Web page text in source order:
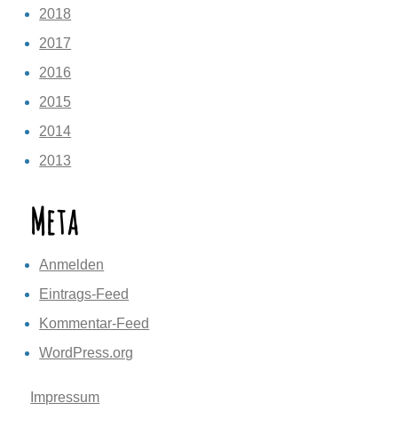
2018
2017
2016
2015
2014
2013
Meta
Anmelden
Eintrags-Feed
Kommentar-Feed
WordPress.org
Impressum